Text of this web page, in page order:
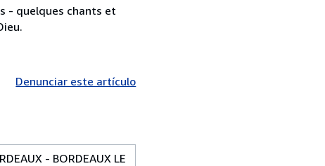
- quelques chants et
Denunciar este artículo
- BORDEAUX LE